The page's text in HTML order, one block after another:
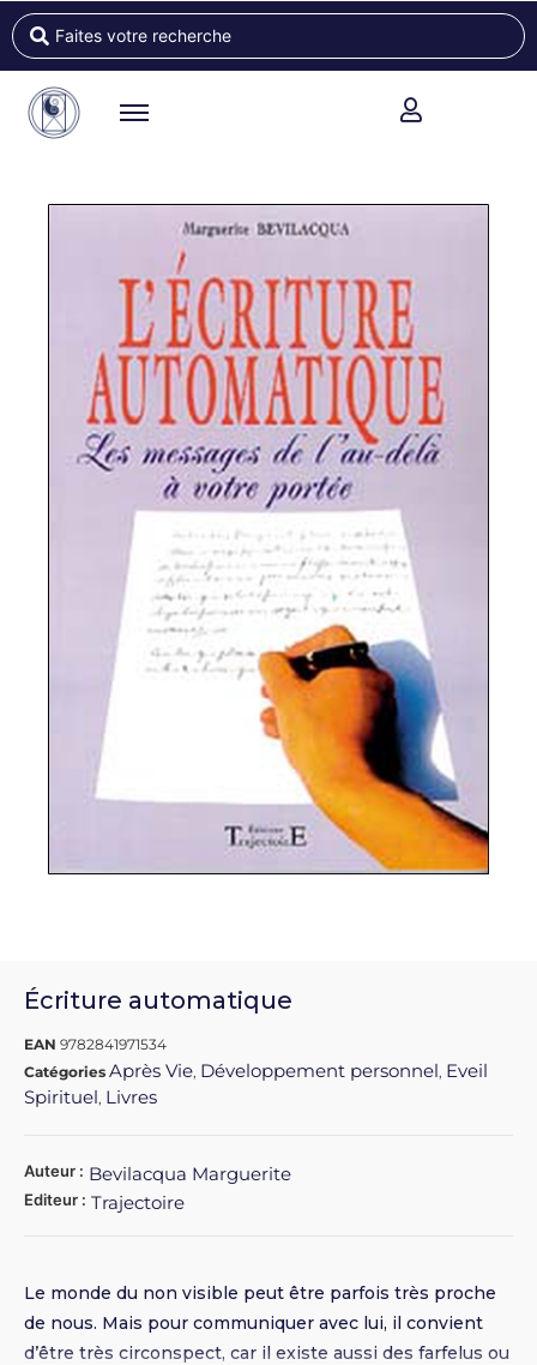
Écriture automatique
EAN 9782841971534
Catégories Après Vie, Développement personnel, Eveil
Spirituel, Livres
Auteur : Bevilacqua Marguerite
Editeur : Trajectoire
Le monde du non visible peut être parfois très proche
de nous. Mais pour communiquer avec lui, il convient
d’être très circonspect, car il existe aussi des farfelus ou